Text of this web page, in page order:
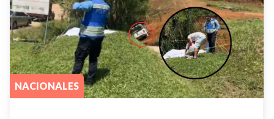
NACIONALES